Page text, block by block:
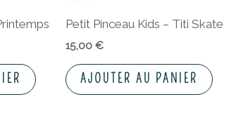
Petit Pinceau Kids – Titi Skate
15,00€
AJOUTER AU PANIER